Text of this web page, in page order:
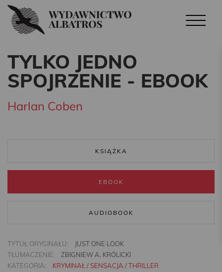
TYLKO JEDNO
SPOJRZENIE - EBOOK
Harlan Coben
KSIĄŻKA
EBOOK
AUDIOBOOK
TYTUŁ ORYGINAŁU:
JUST ONE LOOK
TŁUMACZENIE:
ZBIGNIEW A. KRÓLICKI
KATEGORIA:
KRYMINAŁ / SENSACJA / THRILLER